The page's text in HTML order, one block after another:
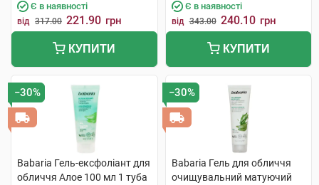
Є в наявності
від 317.00 221.90 грн
КУПИТИ
Є в наявності
від 343.00 240.10 грн
КУПИТИ
−30%
Babaria Гель-ексфоліант для
обличчя Алое 100 мл 1 туба
−30%
Babaria Гель для обличчя
очищувальний матуючий